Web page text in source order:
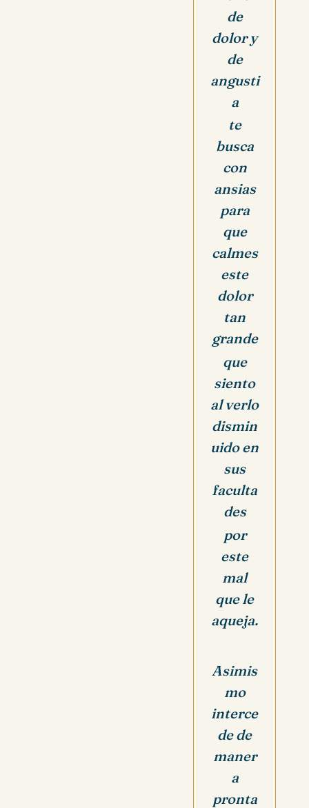
de
dolor y
de
angusti
a
te
busca
con
ansias
para
que
calmes
este
dolor
tan
grande
que
siento
al verlo
dismin
uido en
sus
faculta
des
por
este
mal
que le
aqueja.
Asimis
mo
interce
de de
maner
a
pronta